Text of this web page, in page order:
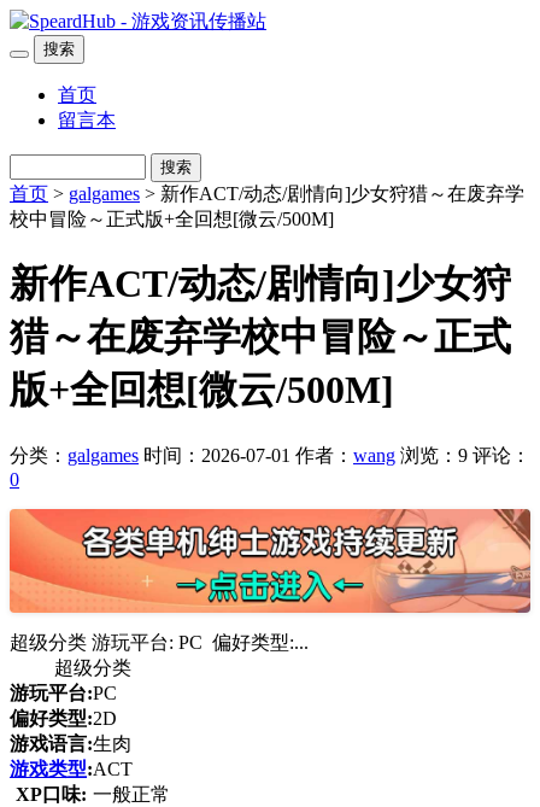
搜索
首页
留言本
搜索
首页 > galgames > 新作ACT/动态/剧情向]少女狩猎～在废弃学
校中冒险～正式版+全回想[微云/500M]
新作ACT/动态/剧情向]少女狩
猎～在废弃学校中冒险～正式
版+全回想[微云/500M]
分类： galgames 时间：2026-07-01 作者： wang 浏览：9 评论：
0
超级分类 游玩平台: PC 偏好类型:...
超级分类
游玩平台:PC
偏好类型:2D
游戏语言:生肉
游戏类型:ACT
XP口味: 一般正常